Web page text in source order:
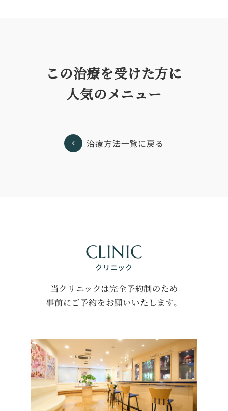
この治療を受けた方に
人気のメニュー
治療方法一覧に戻る
CLINIC
クリニック
当クリニックは完全予約制のため
事前にご予約をお願いいたします。